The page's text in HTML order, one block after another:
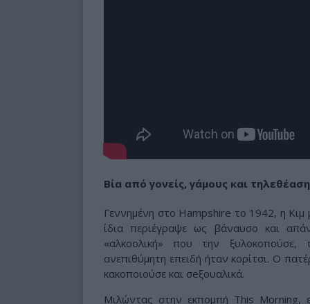
Βία από γονείς, γάμους και τηλεθέαση
Γεννημένη στο Hampshire το 1942, η Κιμ
ίδια περιέγραψε ως βάναυσο και
«αλκοολική» που την
ανεπιθύμητη επειδή ήταν κορίτσι. Ο
κακοποιούσε και σeξουαλικά.
Μιλώντας στην εκπομπή This